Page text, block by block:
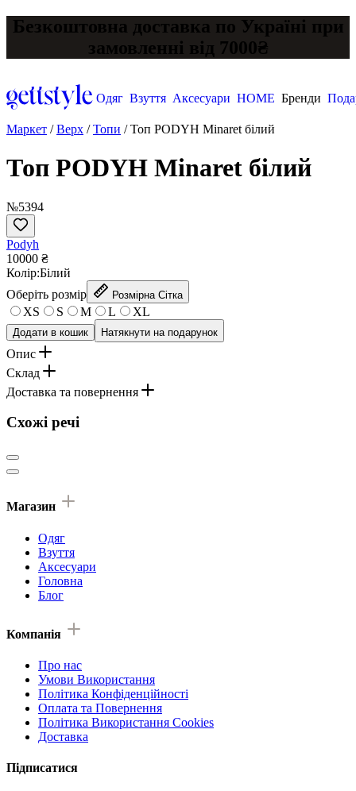
Безкоштовна доставка по Україні при
замовленні від 7000₴
Одяг Взуття Аксесуари HOME Бренди
Маркет /Верх /Топи /Топ PODYH Minaret білий
Топ PODYH Minaret білий
№5394
Podyh
10000 ₴
Колір:Білий
Оберіть розмір
Розмірна Сітка
XS S M L XL
Додати в кошик Натякнути на подарунок
Опис
Склад
Доставка та повернення
Схожі речі
Магазин
Одяг
Взуття
Аксесуари
Головна
Блог
Компанія
Про нас
Умови Використання
Політика Конфіденційності
Оплата та Повернення
Політика Використання Cookies
Доставка
Підписатися